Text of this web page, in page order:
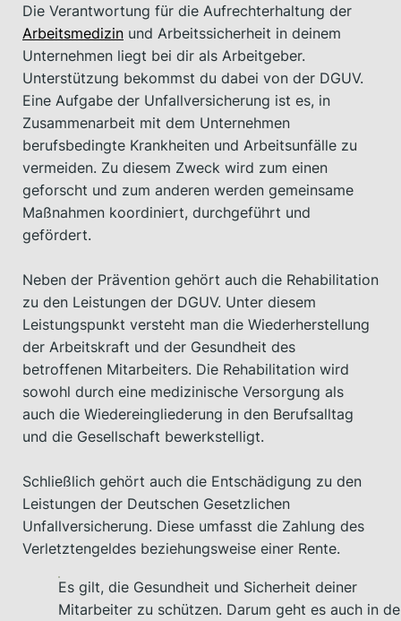
Die Verantwortung für die Aufrechterhaltung der
Arbeitsmedizin und Arbeitssicherheit in deinem
Unternehmen liegt bei dir als Arbeitgeber.
Unterstützung bekommst du dabei von der DGUV.
Eine Aufgabe der Unfallversicherung ist es, in
Zusammenarbeit mit dem Unternehmen
berufsbedingte Krankheiten und Arbeitsunfälle zu
vermeiden. Zu diesem Zweck wird zum einen
geforscht und zum anderen werden gemeinsame
Maßnahmen koordiniert, durchgeführt und
gefördert.
Neben der Prävention gehört auch die Rehabilitation
zu den Leistungen der DGUV. Unter diesem
Leistungspunkt versteht man die Wiederherstellung
der Arbeitskraft und der Gesundheit des
betroffenen Mitarbeiters. Die Rehabilitation wird
sowohl durch eine medizinische Versorgung als
auch die Wiedereingliederung in den Berufsalltag
und die Gesellschaft bewerkstelligt.
Schließlich gehört auch die Entschädigung zu den
Leistungen der Deutschen Gesetzlichen
Unfallversicherung. Diese umfasst die Zahlung des
Verletztengeldes beziehungsweise einer Rente.
Es gilt, die Gesundheit und Sicherheit deiner
Mitarbeiter zu schützen. Darum geht es auch in